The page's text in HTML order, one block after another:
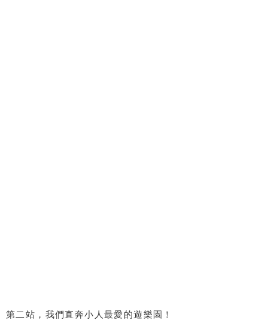
第二站，我們直奔小人最愛的遊樂園！